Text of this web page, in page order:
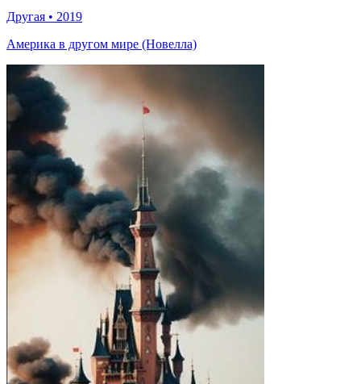
Другая • 2019
Америка в другом мире (Новелла)